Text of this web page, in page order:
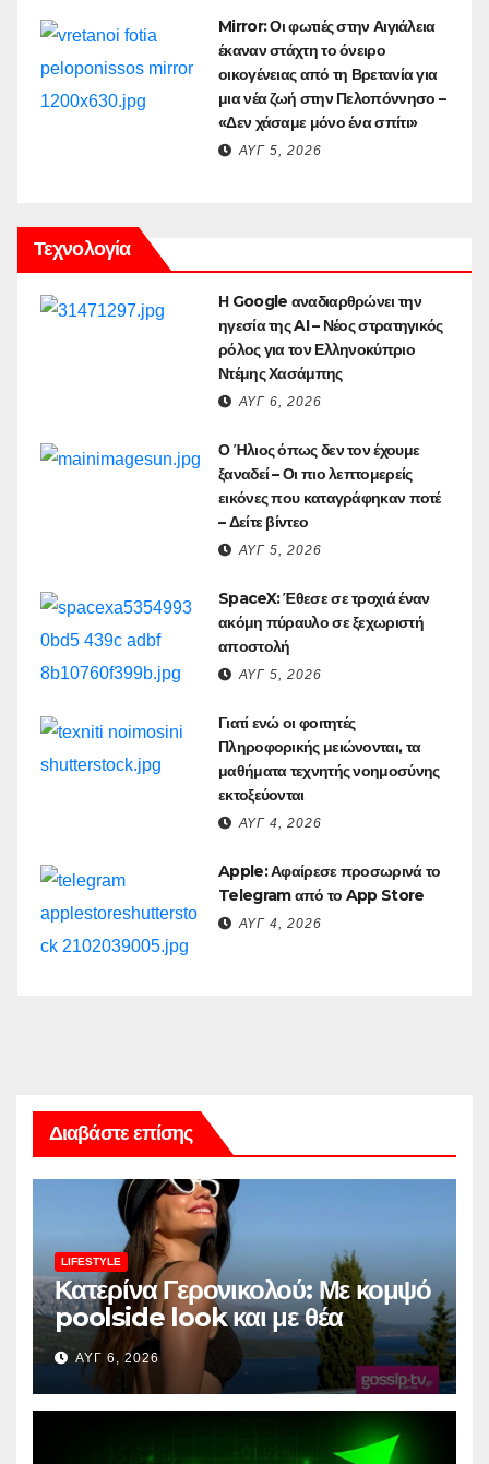
Mirror: Οι φωτιές στην Αιγιάλεια
έκαναν στάχτη το όνειρο
οικογένειας από τη Βρετανία για
μια νέα ζωή στην Πελοπόννησο –
«Δεν χάσαμε μόνο ένα σπίτι»
ΑΥΓ 5, 2026
Τεχνολογία
Η Google αναδιαρθρώνει την
ηγεσία της AI – Νέος στρατηγικός
ρόλος για τον Ελληνοκύπριο
Ντέμης Χασάμπης
ΑΥΓ 6, 2026
Ο Ήλιος όπως δεν τον έχουμε
ξαναδεί – Οι πιο λεπτομερείς
εικόνες που καταγράφηκαν ποτέ
– Δείτε βίντεο
ΑΥΓ 5, 2026
SpaceX: Έθεσε σε τροχιά έναν
ακόμη πύραυλο σε ξεχωριστή
αποστολή
ΑΥΓ 5, 2026
Γιατί ενώ οι φοιτητές
Πληροφορικής μειώνονται, τα
μαθήματα τεχνητής νοημοσύνης
εκτοξεύονται
ΑΥΓ 4, 2026
Apple: Αφαίρεσε προσωρινά το
Telegram από το App Store
ΑΥΓ 4, 2026
Διαβάστε επίσης
LIFESTYLE
Κατερίνα Γερονικολού: Με κομψό
poolside look και με θέα
αξεπέραστη!
ΑΥΓ 6, 2026